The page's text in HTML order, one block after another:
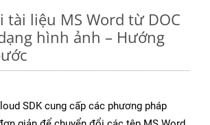
tài liệu MS Word từ DOC
hình ảnh – Hướng
SDK cung cấp các phương pháp